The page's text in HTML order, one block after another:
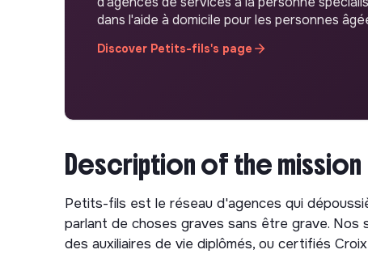
dans l'aide à domicile pour les personnes
Discover Petits-fils's page
Description of the mission
Petits-fils est le réseau d'agences qui
parlant de choses graves sans être grave. Nos
des auxiliaires de vie diplômés, ou certifiés